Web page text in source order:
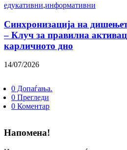
едукативни,информативни
Синхронизација на
– Клуч за правилна
карличното дно
14/07/2026
0 Допаѓања.
0 Прегледи
0 Коментар
Напомена!